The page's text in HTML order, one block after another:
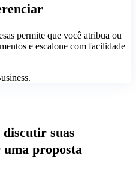
permite que você atribua ou
e escalone com facilidade
suas
uma proposta